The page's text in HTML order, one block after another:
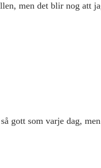
men det blir nog att
gott som varje dag,